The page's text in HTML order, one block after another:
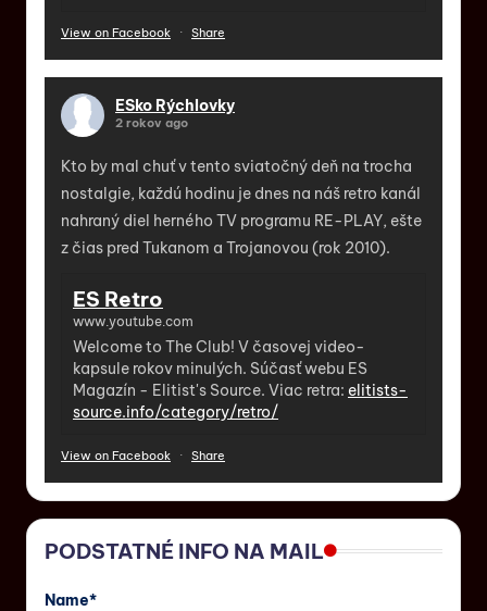
View on Facebook · Share
ESko Rýchlovky
2 rokov ago
Kto by mal chuť v tento sviatočný deň na trocha
nostalgie, každú hodinu je dnes na náš retro kanál
nahraný diel herného TV programu RE-PLAY, ešte
z čias pred Tukanom a Trojanovou (rok 2010).
ES Retro
www.youtube.com
Welcome to The Club! V časovej video-
kapsule rokov minulých. Súčasť webu ES
Magazín - Elitist's Source. Viac retra: elitists-
source.info/category/retro/
View on Facebook · Share
PODSTATNÉ INFO NA MAIL
Name*